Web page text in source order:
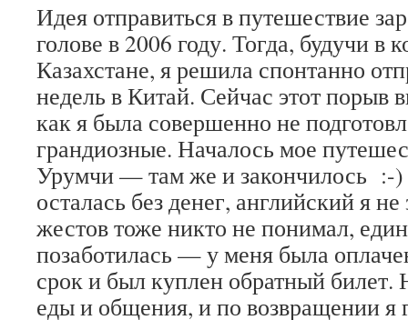
Идея отправиться в путешествие
голове в 2006 году. Тогда, будучи в
Казахстане, я решила спонтанно
недель в Китай. Сейчас этот порыв
как я была совершенно не
грандиозные. Началось мое
Урумчи — там же и закончилось :-)
осталась без денег, английский я
жестов тоже никто не понимал,
позаботилась — у меня была
срок и был куплен обратный билет.
еды и общения, и по возвращении я